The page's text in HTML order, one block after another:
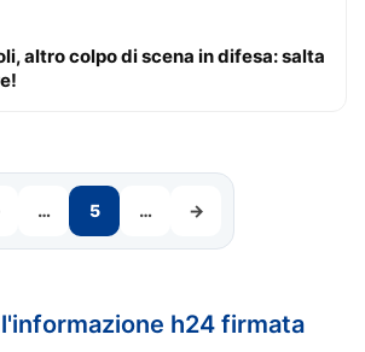
altro colpo di scena in difesa: salta
… 5 … →
h24 firmata